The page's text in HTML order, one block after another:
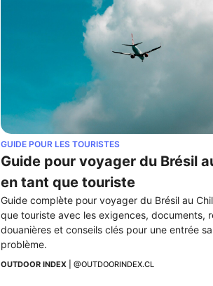
GUIDE POUR LES TOURISTES
Guide pour voyager du Brésil
en tant que touriste
Guide complète pour voyager du Brésil au
que touriste avec les exigences, documents,
douanières et conseils clés pour une entrée
problème.
OUTDOOR INDEX | @OUTDOORINDEX.CL